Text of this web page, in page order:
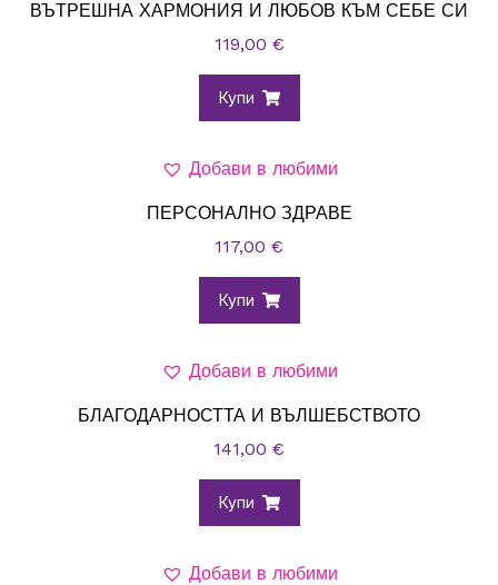
ВЪТРЕШНА ХАРМОНИЯ И ЛЮБОВ КЪМ СЕБЕ СИ
119,00 €
Купи
Добави в любими
ПЕРСОНАЛНО ЗДРАВЕ
117,00 €
Купи
Добави в любими
БЛАГОДАРНОСТТА И ВЪЛШЕБСТВОТО
141,00 €
Купи
Добави в любими